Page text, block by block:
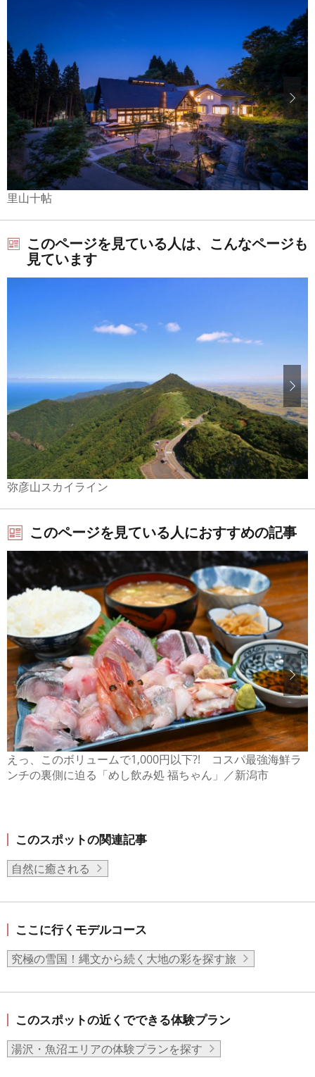
里山十帖
このページを見ている人は、こんなページも
見ています
弥彦山スカイライン
このページを見ている人におすすめの記事
えっ、このボリュームで1,000円以下?! コスパ最強海鮮ラ
ンチの裏側に迫る「めし飲み処 福ちゃん」／新潟市
このスポットの関連記事
自然に癒される
ここに行くモデルコース
究極の雪国！縄文から続く大地の彩を探す旅
このスポットの近くでできる体験プラン
湯沢・魚沼エリアの体験プランを探す